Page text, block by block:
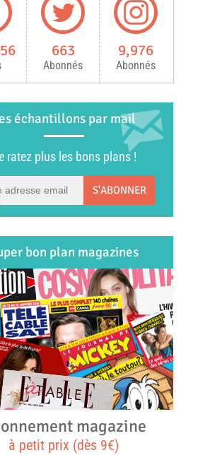
663
Abonnés
9,976
Abonnés
échantillons par mail
ratez plus les bons plans !
S'ABONNER
bon plan magazines
magazine
à petit prix (dès 9€)